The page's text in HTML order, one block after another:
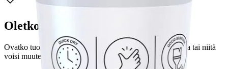
Oletko tyytyväinen tuotetietoihin?
Ovatko tuotetiedot riittävät? Jos tuotetiedoissa on puutteita tai niitä
voisi muuten parantaa, anna palautetta.